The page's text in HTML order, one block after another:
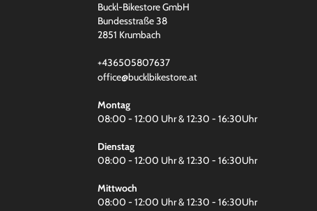
Buckl-Bikestore GmbH
Bundesstraße 38
2851 Krumbach
+436505807637
office@bucklbikestore.at
Montag
08:00 - 12:00 Uhr & 12:30 - 16:30Uhr
Dienstag
08:00 - 12:00 Uhr & 12:30 - 16:30Uhr
Mittwoch
08:00 - 12:00 Uhr & 12:30 - 16:30Uhr